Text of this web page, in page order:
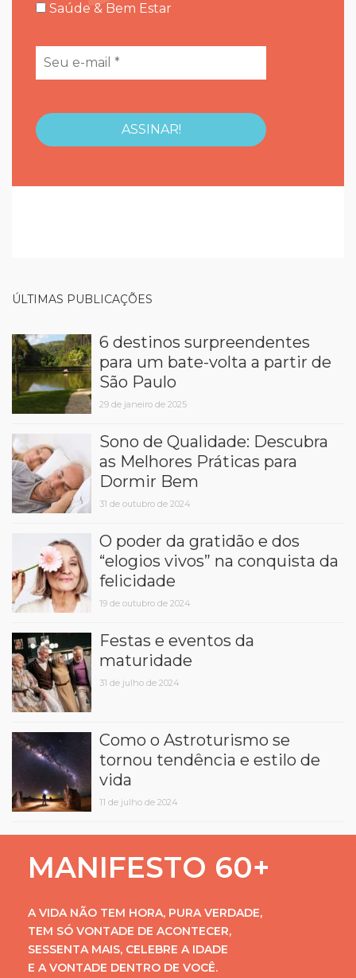
Saúde & Bem Estar
ÚLTIMAS PUBLICAÇÕES
6 destinos surpreendentes
para um bate-volta a partir de
São Paulo
29 de janeiro de 2025
Sono de Qualidade: Descubra
as Melhores Práticas para
Dormir Bem
31 de outubro de 2024
O poder da gratidão e dos
“elogios vivos” na conquista da
felicidade
19 de outubro de 2024
Festas e eventos da
maturidade
31 de julho de 2024
Como o Astroturismo se
tornou tendência e estilo de
vida
11 de julho de 2024
MANIFESTO 60+
A VIDA NÃO TEM HORA, PURA VERDADE,
TEM SÓ VONTADE DE ACONTECER,
SESSENTA MAIS, CELEBRE A IDADE
E A VONTADE DENTRO DE VOCÊ.